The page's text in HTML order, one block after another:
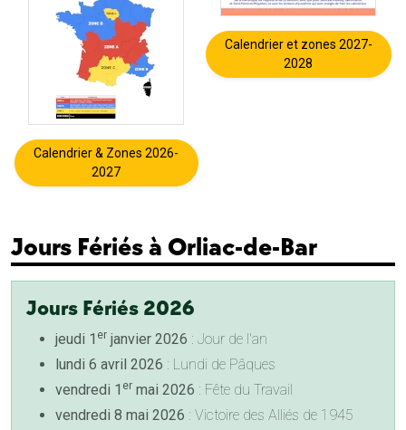
Calendrier & Zones 2026-
2027
Calendrier et zones 2027-
2028
Jours Fériés à Orliac-de-Bar
Jours Fériés 2026
jeudi 1 er janvier 2026 : Jour de l'an
lundi 6 avril 2026 : Lundi de Pâques
vendredi 1 er mai 2026 : Fête du Travail
vendredi 8 mai 2026 : Victoire des Alliés de 1945